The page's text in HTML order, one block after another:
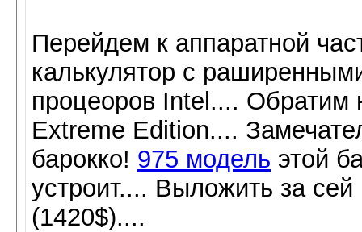
Перейдем к аппаратной
калькулятор с
процеоров Intel....
Extreme Edition....
барокко! 975 модель этой
устроит.... Выложить за
(1420$)....